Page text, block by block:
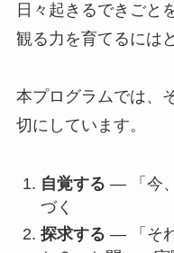
日々起きるできごと
観る力を育てるには
本プログラムでは、
切にしています。
自覚する — 「今
づく
探求する — 「そ